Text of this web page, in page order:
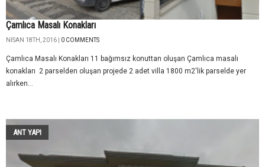
Çamlıca Masalı Konakları
NISAN 18TH, 2016 | 0 COMMENTS
Çamlıca Masalı Konakları 11 bağımsız konuttan oluşan Çamlıca masalı
konakları 2 parselden oluşan projede 2 adet villa 1800 m2'lik parselde yer
alırken...
ANT YAPI